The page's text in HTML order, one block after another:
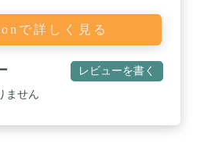
で詳しく見る
レビューを書く
ません